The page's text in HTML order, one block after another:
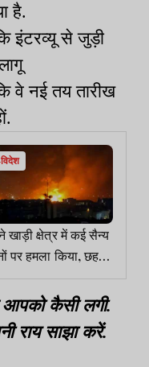
है.
इंटरव्यू से जुड़ी
वे नई तय तारीख
खाड़ी क्षेत्र में कई सैन्य
पर हमला किया, छह
सैनिकों की मौत
कैसी लगी.
राय साझा करें.